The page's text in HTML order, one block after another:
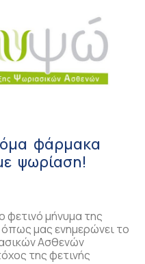
φάρμακα
ψωρίαση!
φετινό μήνυμα της
μας ενημερώνει το
Ασθενών
της φετινής